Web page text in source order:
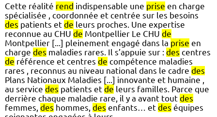
Cette réalité rend indispensable une prise en charge
spécialisée , coordonnée et centrée sur les besoins
des patients et de leurs proches. Une expertise
reconnue au CHU de Montpellier Le CHU de
Montpellier [...] pleinement engagé dans la prise en
charge des maladies rares. Il s’appuie sur : des centres
de référence et centres de compétence maladies
rares , reconnus au niveau national dans le cadre des
Plans Nationaux Maladies [...] innovante et humaine ,
au service des patients et de leurs familles. Parce que
derrière chaque maladie rare, il y a avant tout des
femmes, des hommes, des enfants… et des équipes